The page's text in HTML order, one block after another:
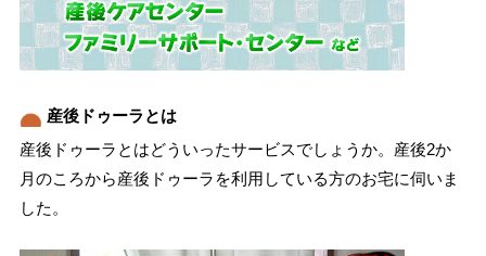
産後ドゥーラとは
産後ドゥーラとはどういったサービスでしょうか。産後2か
月のころから産後ドゥーラを利用している方のお宅に伺いま
した。